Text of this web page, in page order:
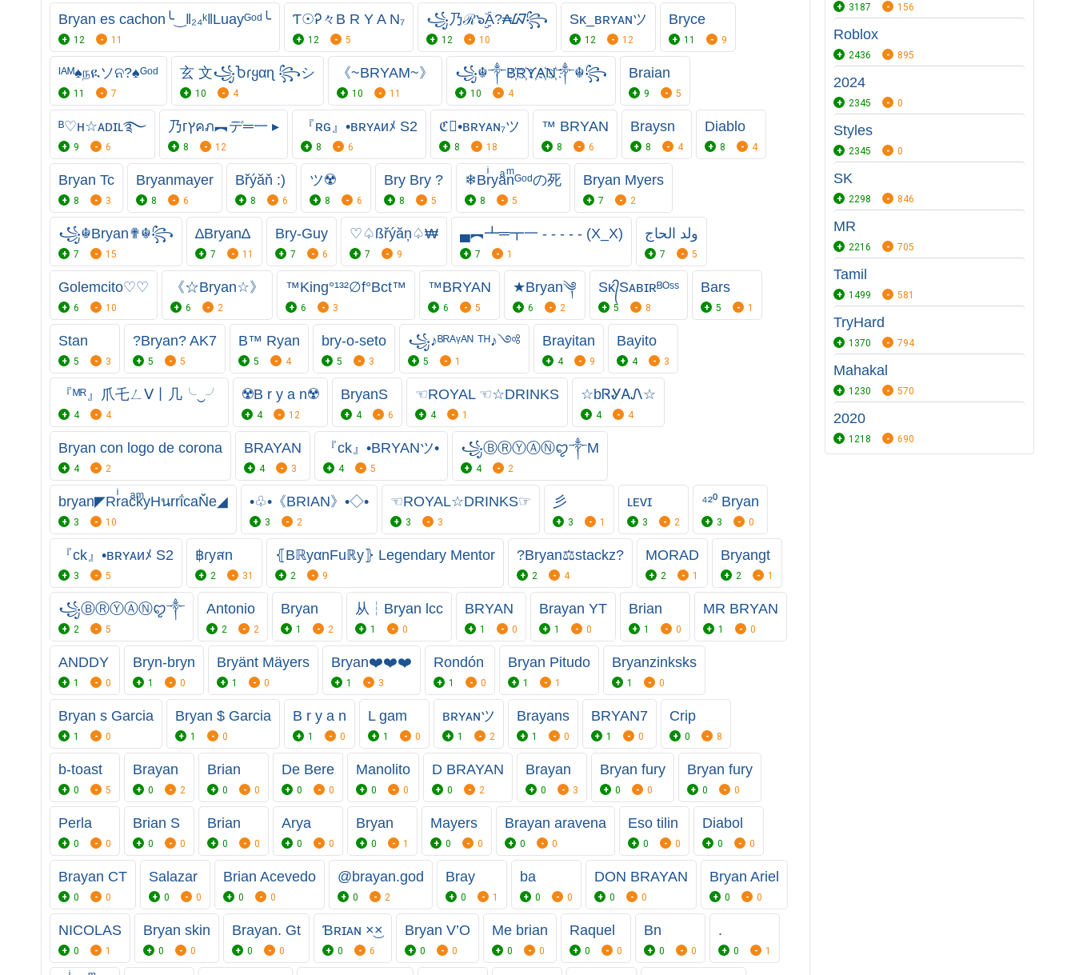
Bryan es cachon╰‿‖₂₄ᵏ‖Luayᴳᵒᵈ╰
12 11
Ƭ☉Ꭾ々B R Y A N₇
12 5
꧁乃ℛ๖ۣۣۜА?₳ᮘ꧂
12 10
Sᴋ_ʙʀʏᴀɴツ
12 12
Bryce
11 9
ᴵᴬᴹ♠️⁣நዪソନ?♠️ ᴳᵒᵈ
11 7
玄 文꧁Ⴆɾყαɳ ꧂シ
10 4
《~BRYAM~》
10 11
꧁☬༒B҉R҉Y҉A҉N҉༒☬꧂
10 4
Braian
9 5
ᴮ♡н☆ᴀᴅɪʟ࿐
9 6
乃гץคภ︻デ═一 ▸
8 12
『ʀɢ』•ʙʀʏᴀиﾒ S2
8 6
ℭ᭄•ʙʀʏᴀɴ₇ツ
8 18
™ BRYAN
8 6
Braysn
8 4
Diablo
8 4
Bryan Tc
8 3
Bryanmayer
8 6
Břýăň :)
8 6
ツ☢️
8 6
Bry Bry ?
8 5
❄Brͥyaͣnͫᴳᵒᵈの死
8 5
Bryan Myers
7 2
꧁☬Bryan✟☬꧂
7 15
∆Bryan∆
7 11
Bry-Guy
7 6
♡♤ßřýăņ♤₩
7 9
▄︻┻═┳一 - - - - - (X_X)
7 1
ولد الحاج
7 5
Golemcito♡♡
6 10
《☆Bryan☆》
6 2
™King°¹³²∅f°Bct™
6 3
™BRYAN
6 5
★Bryan༆
6 2
Sᴋ᭄Sᴀʙɪʀᴮᴼˢˢ
5 8
Bars
5 1
Stan
5 3
?Bryan? AK7
5 5
B™ Ryan
5 4
bry-o-seto
5 3
꧁♪ᴮᴿᴬᵞᴬᴺ ᵀᴴ♪༺
5 1
Brayitan
4 9
Bayito
4 3
『ᴹᴿ』爪乇ㄥᐯ丨几╰‿╯
4 4
☢️B r y a n☢️
4 12
BryanS
4 6
☜ROYAL ☜☆DRINKS
4 1
☆bᏒᎽᎪᏁ☆
4 4
Bryan con logo de corona
4 2
BRAYAN
4 3
『ck』•BRYANツ•
4 5
꧁Ⓑ︎Ⓡ︎Ⓨ︎Ⓐ︎Ⓝ︎ꨄ︎༒︎M
4 2
bryan◤RrͥacͣkͫyHนrrΐcaŇe◢
3 10
•♧•《BRIAN》•◇•
3 2
☜ROYAL☆DRINKS☞
3 3
彡
3 1
ʟᴇᴠɪ
3 2
⁴²⁰ Bryan
3 0
『ck』•ʙʀʏᴀиﾒ S2
3 5
฿ɾyสn
2 31
⦃BℝyαnFuℝy⦄ Legendary Mentor
2 9
?Bryan⚖️stackz?
2 4
MORAD
2 1
Bryangt
2 1
꧁Ⓑ︎Ⓡ︎Ⓨ︎Ⓐ︎Ⓝ︎ꨄ︎༒︎
2 5
Antonio
2 2
Bryan
1 2
从┆Bryan lcc
1 0
BRYAN
1 0
Brayan YT
1 0
Brian
1 0
MR BRYAN
1 0
ANDDY
1 0
Bryn-bryn
1 0
Bryänt Mäyers
1 0
Bryan❤️❤️❤️
1 3
Rondón
1 0
Bryan Pitudo
1 1
Bryanzinksks
1 0
Bryan s Garcia
1 0
Bryan $ Garcia
1 0
B r y a n
1 0
L gam
1 0
ʙʀʏᴀɴツ
1 2
Brayans
1 0
BRYAN7
1 0
Crip
0 8
b-toast
0 5
Brayan
0 2
Brian
0 0
De Bere
0 0
Manolito
0 0
D BRAYAN
0 2
Brayan
0 3
Bryan fury
0 0
Bryan fury
0 0
Perla
0 0
Brian S
0 0
Brian
0 0
Arya
0 0
Bryan
0 1
Mayers
0 0
Brayan aravena
0 0
Eso tilin
0 0
Diabol
0 0
Brayan CT
0 0
Salazar
0 0
Brian Acevedo
0 0
@brayan.god
0 2
Bray
0 1
ba
0 0
DON BRAYAN
0 0
Bryan Ariel
0 0
NICOLAS
0 1
Bryan skin
0 0
Brayan. Gt
0 0
Ɓʀɪᴀɴ ×͜×
0 6
Bryan V’O
0 0
Me brian
0 0
Raquel
0 0
Bn
0 0
.
0 1
3187 156
Roblox
2436 895
2024
2345 0
Styles
2345 0
SK
2298 846
MR
2216 705
Tamil
1499 581
TryHard
1370 794
Mahakal
1230 570
2020
1218 690